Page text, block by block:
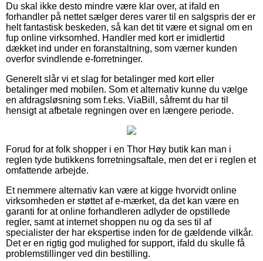
Du skal ikke desto mindre være klar over, at ifald en
forhandler på nettet sælger deres varer til en salgspris der er
helt fantastisk beskeden, så kan det tit være et signal om en
fup online virksomhed. Handler med kort er imidlertid
dækket ind under en foranstaltning, som værner kunden
overfor svindlende e-forretninger.
Generelt slår vi et slag for betalinger med kort eller
betalinger med mobilen. Som et alternativ kunne du vælge
en afdragsløsning som f.eks. ViaBill, såfremt du har til
hensigt at afbetale regningen over en længere periode.
Forud for at folk shopper i en Thor Høy butik kan man i
reglen tyde butikkens forretningsaftale, men det er i reglen et
omfattende arbejde.
Et nemmere alternativ kan være at kigge hvorvidt online
virksomheden er støttet af e-mærket, da det kan være en
garanti for at online forhandleren adlyder de opstillede
regler, samt at internet shoppen nu og da ses til af
specialister der har ekspertise inden for de gældende vilkår.
Det er en rigtig god mulighed for support, ifald du skulle få
problemstillinger ved din bestilling.